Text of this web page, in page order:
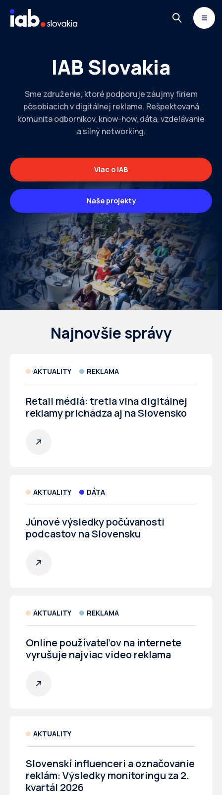
NEWSLETTER
IAB Slovakia
Sme združenie, ktoré podporuje záujmy firiem
pôsobiacich v digitálnej reklame. Rešpektovaná
komunita odborníkov, know-how, dáta, vzdelávanie
a silný networking.
Viac o IAB
Naše projekty
Najnovšie správy
AKTUALITY REKLAMA
Retail médiá: tretia vlna digitálnej
reklamy prichádza aj na Slovensko
AKTUALITY DÁTA
Júnové výsledky počúvanosti
podcastov na Slovensku
AKTUALITY REKLAMA
Online používateľov na internete
vyrušuje najviac video reklama
AKTUALITY
Slovenskí influenceri a označovanie
reklám: Výsledky monitoringu za 2.
kvartál 2026